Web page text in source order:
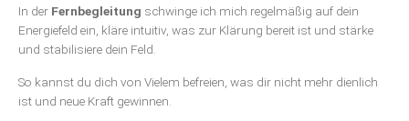
In der Fernbegleitung schwinge ich mich regelmäßig auf dein
Energiefeld ein, kläre intuitiv, was zur Klärung bereit ist und stärke
und stabilisiere dein Feld.
So kannst du dich von Vielem befreien, was dir nicht mehr dienlich
ist und neue Kraft gewinnen.